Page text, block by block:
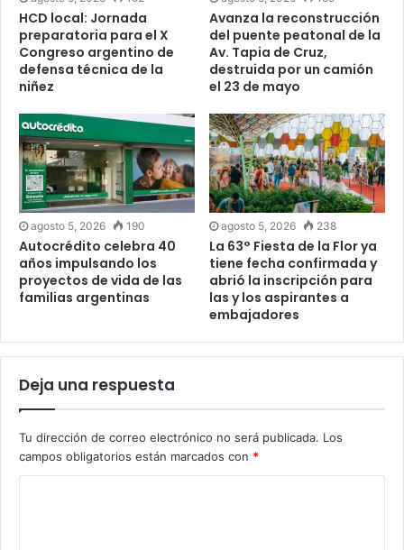
HCD local: Jornada
preparatoria para el X
Congreso argentino de
defensa técnica de la
niñez
Avanza la reconstrucción
del puente peatonal de la
Av. Tapia de Cruz,
destruida por un camión
el 23 de mayo
agosto 5, 2026 190
Autocrédito celebra 40
años impulsando los
proyectos de vida de las
familias argentinas
agosto 5, 2026 238
La 63° Fiesta de la Flor ya
tiene fecha confirmada y
abrió la inscripción para
las y los aspirantes a
embajadores
Deja una respuesta
Tu dirección de correo electrónico no será publicada. Los
campos obligatorios están marcados con *